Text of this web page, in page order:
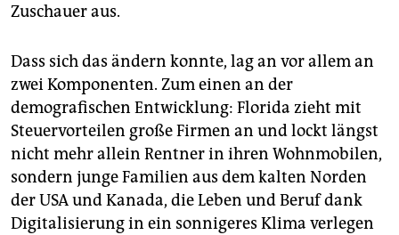
Zuschauer aus.
Dass sich das ändern konnte, lag an vor allem an
zwei Komponenten. Zum einen an der
demografischen Entwicklung: Florida zieht mit
Steuervorteilen große Firmen an und lockt längst
nicht mehr allein Rentner in ihren Wohnmobilen,
sondern junge Familien aus dem kalten Norden
der USA und Kanada, die Leben und Beruf dank
Digitalisierung in ein sonnigeres Klima verlegen